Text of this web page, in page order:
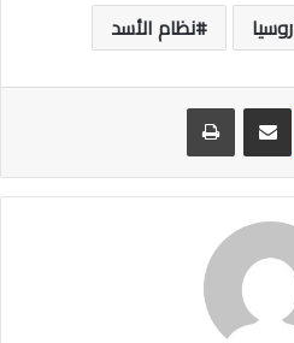
روسيا نظام الأسد
تيلقرام